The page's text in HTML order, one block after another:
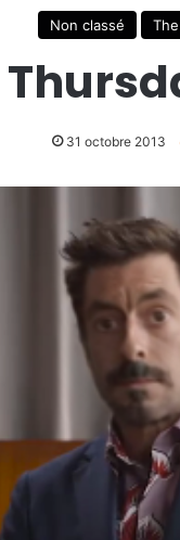
Non classé
31 octobre 2013